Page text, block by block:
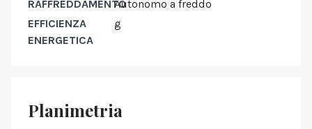
RAFFREDDAMENTOAutonomo a freddo
EFFICIENZA
ENERGETICA
g
Planimetria